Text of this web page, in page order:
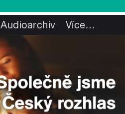
Audioarchiv Více…